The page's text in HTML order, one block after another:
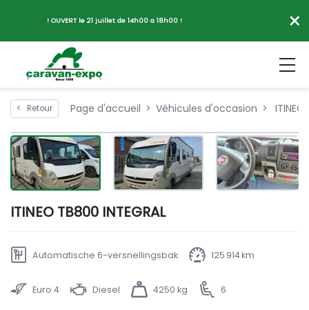
! OUVERT le 21 juillet de 14h00 a 18h00 ! ×
< Retour Page d'accueil Véhicules d'occasion ITINEO
ITINEO TB800 INTEGRAL
Automatische 6-versnellingsbak 125 914 km
Euro 4 Diesel 4250 kg 6